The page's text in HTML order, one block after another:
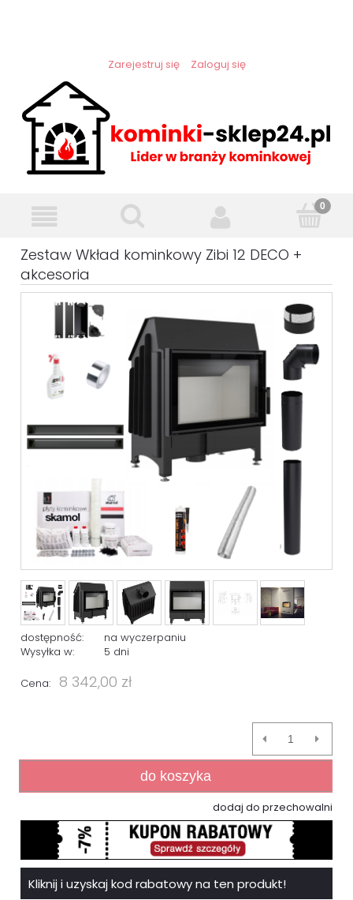
Zarejestruj się Zaloguj się
Zestaw Wkład kominkowy Zibi 12 DECO +
akcesoria
dostępność:
na wyczerpaniu
Wysyłka w:
5 dni
Cena: 8 342,00 zł
do koszyka
dodaj do przechowalni
Kliknij i uzyskaj kod rabatowy na ten produkt!